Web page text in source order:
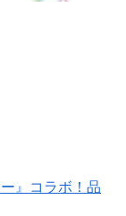
』コラボ！品